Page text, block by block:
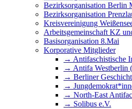
Bezirksorganisation Berlin
Bezirksorganisation
Kreisvereinigung
Arbeitsgemeinschaft KZ
Basisorganisation 8.Mai
Korporative Mitglieder
→ Antifaschistische
→ Antifa Westberlin
→ Berliner
→
→ North-East
→ Solibus e.V.